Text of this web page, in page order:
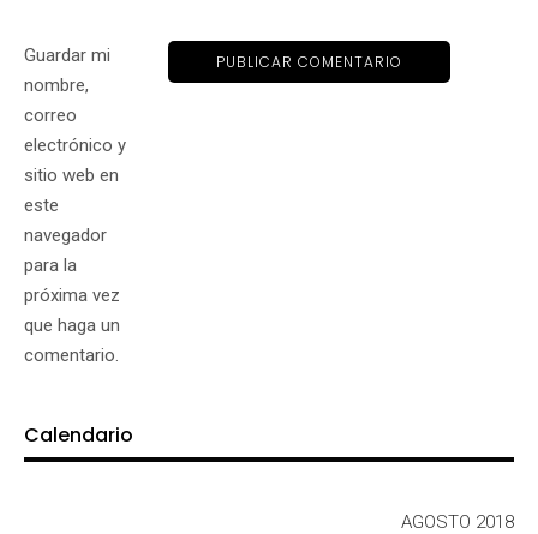
Guardar mi
nombre,
correo
electrónico y
sitio web en
este
navegador
para la
próxima vez
que haga un
comentario.
Calendario
AGOSTO 2018